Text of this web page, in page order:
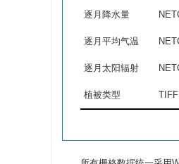
逐月降水量
逐月平均气温
逐月太阳辐射
植被类型 TIFF